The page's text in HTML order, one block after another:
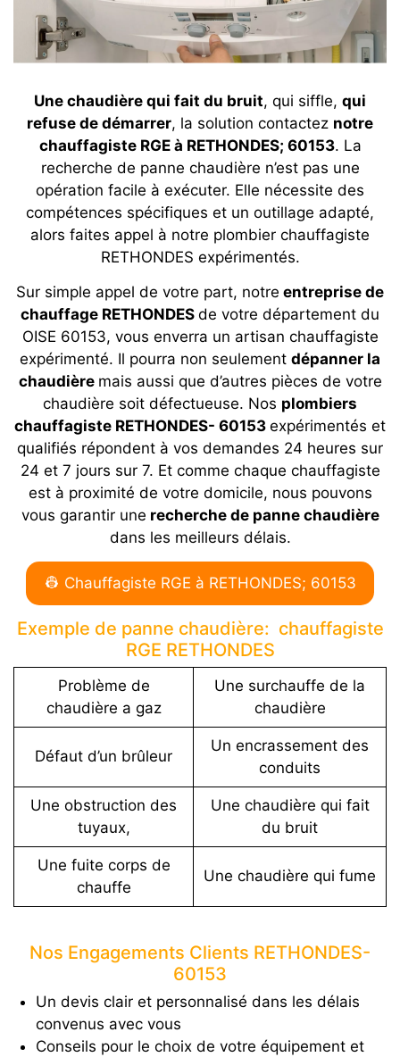
Une chaudière qui fait du bruit, qui siffle, qui
refuse de démarrer, la solution contactez notre
chauffagiste RGE à RETHONDES; 60153. La
recherche de panne chaudière n’est pas une
opération facile à exécuter. Elle nécessite des
compétences spécifiques et un outillage adapté,
alors faites appel à notre plombier chauffagiste
RETHONDES expérimentés.
Sur simple appel de votre part, notre entreprise de
chauffage RETHONDES de votre département du
OISE 60153, vous enverra un artisan chauffagiste
expérimenté. Il pourra non seulement dépanner la
chaudière mais aussi que d’autres pièces de votre
chaudière soit défectueuse. Nos plombiers
chauffagiste RETHONDES- 60153 expérimentés et
qualifiés répondent à vos demandes 24 heures sur
24 et 7 jours sur 7. Et comme chaque chauffagiste
est à proximité de votre domicile, nous pouvons
vous garantir une recherche de panne chaudière
dans les meilleurs délais.
👷 Chauffagiste RGE à RETHONDES; 60153
Exemple de panne chaudière: chauffagiste
RGE RETHONDES
Problème de
chaudière a gaz
Une surchauffe de la
chaudière
Défaut d’un brûleur
Un encrassement des
conduits
Une obstruction des
tuyaux,
Une chaudière qui fait
du bruit
Une fuite corps de
chauffe
Une chaudière qui fume
Nos Engagements Clients RETHONDES-
60153
Un devis clair et personnalisé dans les délais
convenus avec vous
Conseils pour le choix de votre équipement et